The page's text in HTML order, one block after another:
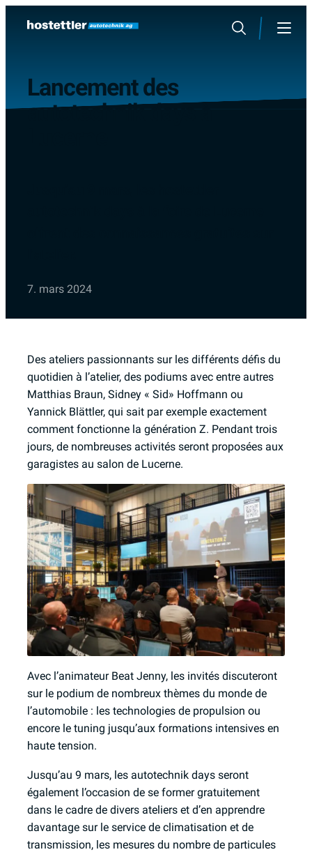
Rechercher
Lancement des
autotechnik days à
7. mars 2024
Des ateliers passionnants sur les différents défis du
quotidien à l’atelier, des podiums avec entre autres
Matthias Braun, Sidney « Sid» Hoffmann ou
Yannick Blättler, qui sait par exemple exactement
comment fonctionne la génération Z. Pendant trois
jours, de nombreuses activités seront proposées aux
garagistes au salon de Lucerne.
Avec l’animateur Beat Jenny, les invités discuteront
sur le podium de nombreux thèmes du monde de
l’automobile : les technologies de propulsion ou
encore le tuning jusqu’aux formations intensives en
haute tension.
Jusqu’au 9 mars, les autotechnik days seront
également l’occasion de se former gratuitement
dans le cadre de divers ateliers et d’en apprendre
davantage sur le service de climatisation et de
transmission, les mesures du nombre de particules